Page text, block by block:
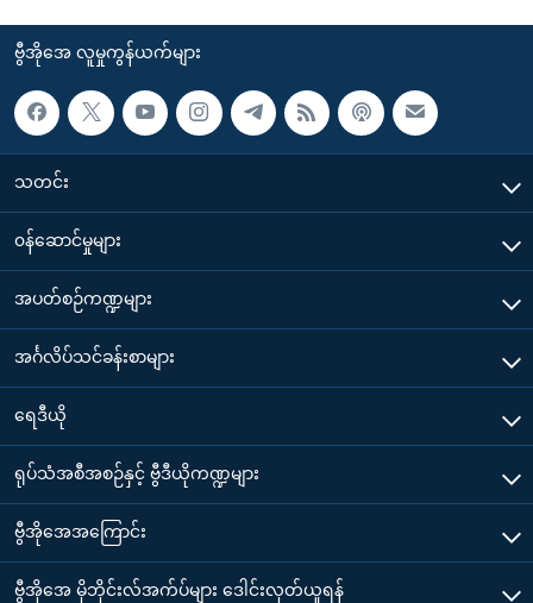
ဗွီအိုအေ လူမှုကွန်ယက်များ
သတင်း
၀န်ဆောင်မှုများ
အပတ်စဉ်ကဏ္ဍများ
အင်္ဂလိပ်သင်ခန်းစာများ
ရေဒီယို
ရုပ်သံအစီအစဉ်နှင့် ဗွီဒီယိုကဏ္ဍများ
ဗွီအိုအေအကြောင်း
ဗွီအိုအေ မိုဘိုင်းလ်အက်ပ်များ ဒေါင်းလုတ်ယူရန်